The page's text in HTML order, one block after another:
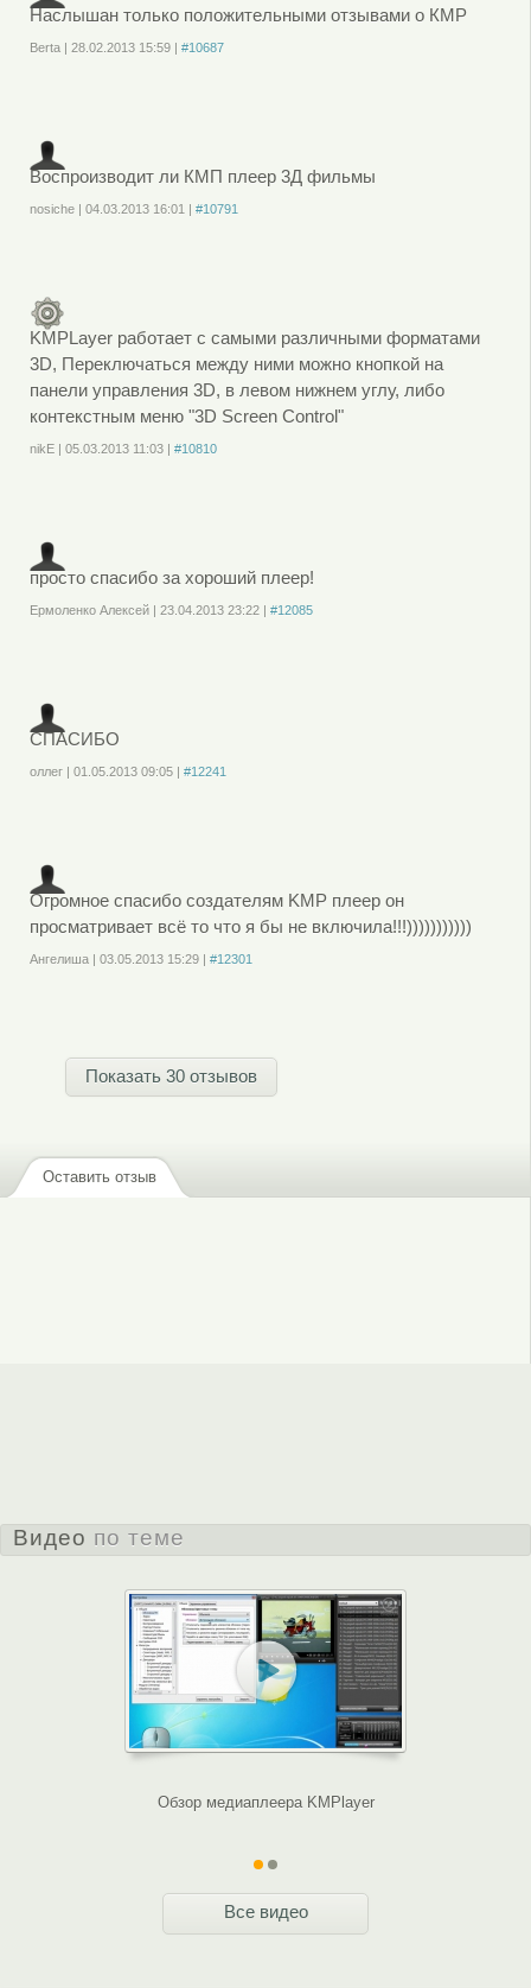
Наслышан только положительными отзывами о КМР
Berta| 28.02.2013 15:59| #10687
Воспроизводит ли КМП плеер 3Д фильмы
nosiche| 04.03.2013 16:01| #10791
KMPLayer работает с самыми различными форматами
3D, Переключаться между ними можно кнопкой на
панели управления 3D, в левом нижнем углу, либо
контекстным меню "3D Screen Control"
nikE| 05.03.2013 11:03| #10810
просто спасибо за хороший плеер!
Ермоленко Алексей| 23.04.2013 23:22| #12085
СПАСИБО
оллег| 01.05.2013 09:05| #12241
Огромное спасибо создателям KMP плеер он
просматривает всё то что я бы не включила!!!)))))))))))
Ангелиша| 03.05.2013 15:29| #12301
Показать 30 отзывов
Оставить отзыв
Видео по теме
Обзор медиаплеера KMPlayer
Все видео